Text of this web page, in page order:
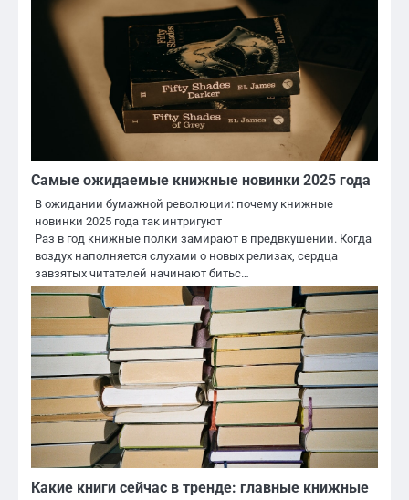
Самые ожидаемые книжные новинки 2025 года
В ожидании бумажной революции: почему книжные
новинки 2025 года так интригуют
Раз в год книжные полки замирают в предвкушении. Когда
воздух наполняется слухами о новых релизах, сердца
завзятых читателей начинают битьс…
Какие книги сейчас в тренде: главные книжные